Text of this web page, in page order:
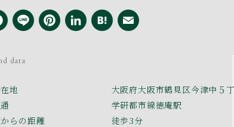
Facebook
LinePinterest
LinkedIn
Hatena
data
地
大阪府大阪市鶴見区今津中５
学研都市線徳庵駅
らの距離
徒歩3分